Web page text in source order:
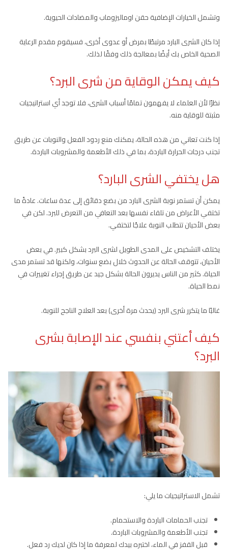
وتشمل الخيارات الإضافية حقن اوماليزوماب والمضادات الحيوية.
إذا كان الشرى البارد مرتبطًا بمرض أو عدوى أخرى، فسيقوم مقدم الرعاية
الصحية الخاص بك أيضًا بمعالجة ذلك وفقًا لذلك.
كيف يمكن الوقاية من شرى البرد؟
نظرًا لأن العلماء لا يفهمون تمامًا أسباب الشرى، فلا توجد أي استراتيجيات
مثبتة للوقاية منه.
إذا كنت تعاني من هذه الحالة، يمكنك منع ردود الفعل والنوبات عن طريق
تجنب درجات الحرارة الباردة، بما في ذلك الأطعمة والمشروبات الباردة.
هل يختفي الشرى البارد؟
يمكن أن تستمر نوبة الشرى البارد من بضع دقائق إلى عدة ساعات. عادةً ما
تختفي الأعراض من تلقاء نفسها بعد التعافي من التعرض للبرد. لكن في
بعض الأحيان تتطلب النوبة علاجًا لتختفي.
يختلف التشخيص على المدى الطويل لشرى البرد بشكل كبير. في بعض
الأحيان، تتوقف الحالة عن الحدوث خلال بضع سنوات، ولكنها قد تستمر مدى
الحياة. كثير من الناس يديرون الحالة بشكل جيد عن طريق إجراء تغييرات في
نمط الحياة.
غالبًا ما يتكرر شرى البرد (يحدث مرة أخرى) بعد العلاج الناجح للنوبة.
كيف أعتني بنفسي عند الإصابة بشرى
البرد؟
تشمل الاستراتيجيات ما يلي:
تجنب الحمامات الباردة والاستحمام.
تجنب الأطعمة والمشروبات الباردة.
قبل القفز في الماء، اختبره بيدك لمعرفة ما إذا كان لديك رد فعل.